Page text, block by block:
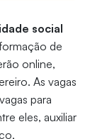
social
de
online,
As vagas
para
eles, auxiliar